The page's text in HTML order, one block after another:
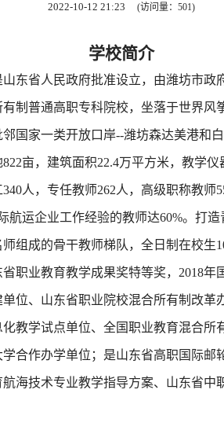
2022-10-12 21:23 (访问量： 501)
学校简介
东省人民政府批准设立，由潍坊市政
制普通高职专科院校，坐落于世界风
国家一类开放口岸--潍坊森达美港和
亩，建筑面积22.4万平方米，教学仪
人，专任教师262人，高级职称教师
航运企业工作经验的教师达60%。打
组成的骨干教师梯队，全日制在校生
省职业教育教学成果奖特等奖，2018年
位、山东省职业院校混合所有制改革
教学试点单位、全国职业教育混合所
合作办学单位；是山东省高职国际邮
海技术专业教学指导方案、山东省中